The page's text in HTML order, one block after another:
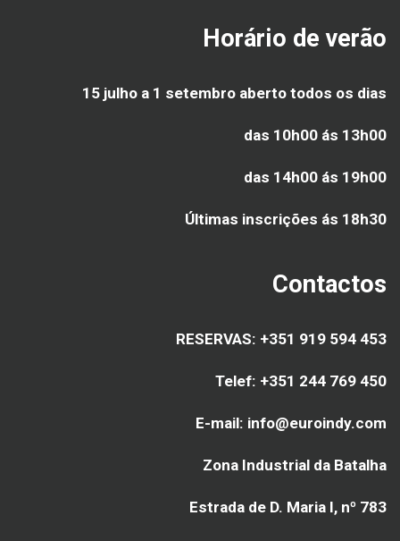
Horário de verão
15 julho a 1 setembro aberto todos os dias
das 10h00 ás 13h00
das 14h00 ás 19h00
Últimas inscrições ás 18h30
Contactos
RESERVAS: +351 919 594 453
Telef: +351 244 769 450
E-mail: info@euroindy.com
Zona Industrial da Batalha
Estrada de D. Maria I, nº 783